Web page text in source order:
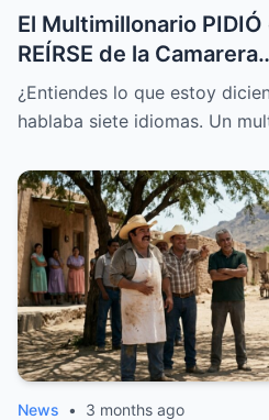
El Multimillonario
REÍRSE de la
HABLABA 7 Idiomas.
¿Entiendes lo que estoy
hablaba siete idiomas. Un
News • 3 months ago